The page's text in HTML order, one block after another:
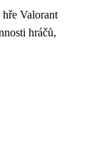
Valorant
hráčů,